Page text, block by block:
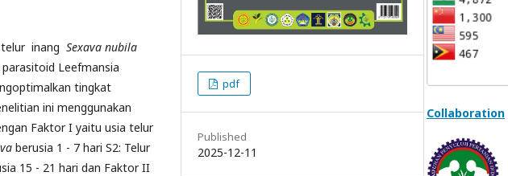
inang Sexava nubila
Leefmansia
tingkat
ini menggunakan
Faktor I yaitu usia telur
berusia 1 - 7 hari S2: Telur
15 - 21 hari dan Faktor II
pdf
Published
2025-12-11
Collaboration